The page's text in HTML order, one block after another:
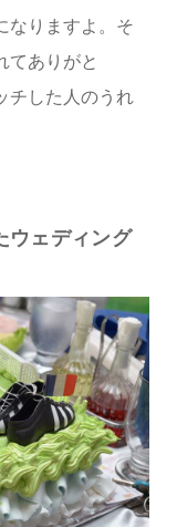
なりますよ。そ
てありがと
チした人のうれ
ウェディング